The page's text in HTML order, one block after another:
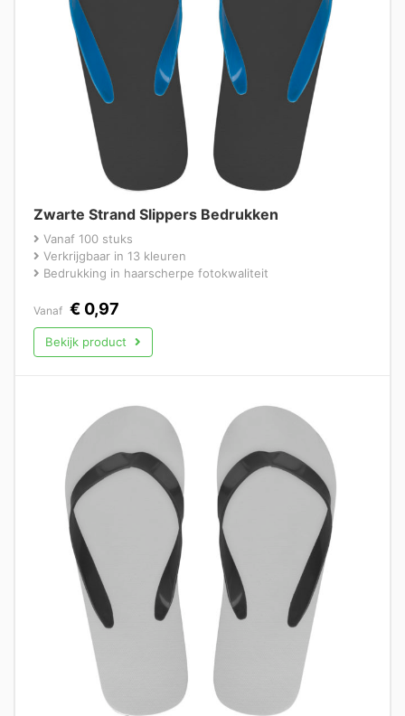
Zwarte Strand Slippers Bedrukken
Vanaf 100 stuks
Verkrijgbaar in 13 kleuren
Bedrukking in haarscherpe fotokwaliteit
Vanaf € 0,97
Bekijk product